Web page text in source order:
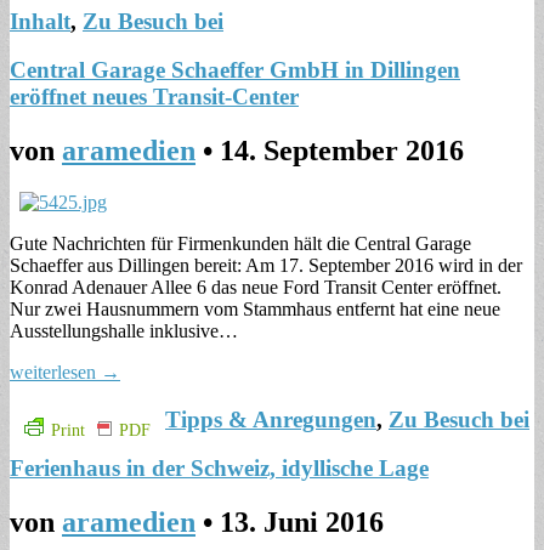
Inhalt, Zu Besuch bei
Central Garage Schaeffer GmbH in Dillingen
eröffnet neues Transit-Center
von aramedien • 14. September 2016
Gute Nachrichten für Firmenkunden hält die Central Garage
Schaeffer aus Dillingen bereit: Am 17. September 2016 wird in der
Konrad Adenauer Allee 6 das neue Ford Transit Center eröffnet.
Nur zwei Hausnummern vom Stammhaus entfernt hat eine neue
Ausstellungshalle inklusive…
weiterlesen →
Print PDF Tipps & Anregungen, Zu Besuch bei
Ferienhaus in der Schweiz, idyllische Lage
von aramedien • 13. Juni 2016